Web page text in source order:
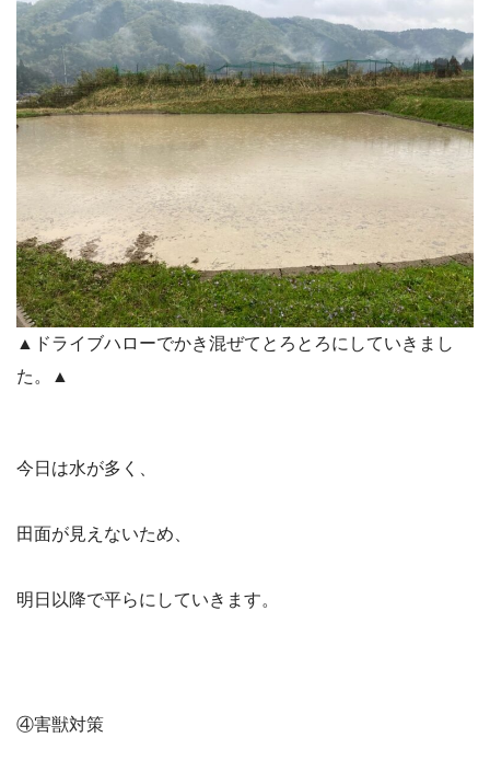
▲ドライブハローでかき混ぜてとろとろにしていきまし
た。▲
今日は水が多く、
田面が見えないため、
明日以降で平らにしていきます。
④害獣対策